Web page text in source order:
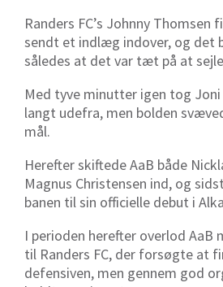
Randers FC’s Johnny
sendt et indlæg indover, og det
således at det var tæt på at
Med tyve minutter igen tog
langt udefra, men bolden
mål.
Herefter skiftede AaB både
Magnus Christensen ind, og
banen til sin officielle debut i
I perioden herefter overlod
til Randers FC, der forsøgte at
defensiven, men gennem god